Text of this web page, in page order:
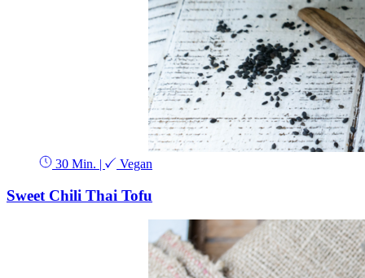
30 Min. | Vegan
Sweet Chili Thai Tofu